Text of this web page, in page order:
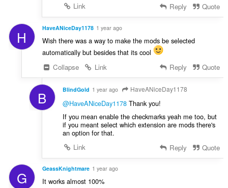
Link
Reply Quote
H HaveANiceDay1178 1 year ago
Wish there was a way to make the mods be selected
automatically but besides that its cool
Collapse
Link Reply Quote
B BlindGold 1 year ago HaveANiceDay1178
@HaveANiceDay1178Thank you!
If you mean enable the checkmarks yeah me too, but
if you meant select which extension are mods there's
an option for that.
Link
Reply Quote
G GeassKnightmare 1 year ago
It works almost 100%